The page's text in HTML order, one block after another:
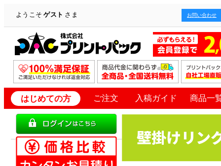
ようこそゲスト さま お問い合わせ
はじめての方 ご注文 入稿ガイド 商品一
壁掛けリン